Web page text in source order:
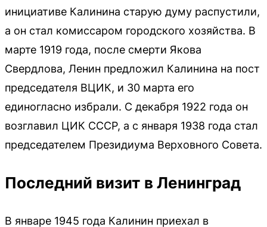
инициативе Калинина старую думу распустили,
а он стал комиссаром городского хозяйства. В
марте 1919 года, после смерти Якова
Свердлова, Ленин предложил Калинина на пост
председателя ВЦИК, и 30 марта его
единогласно избрали. С декабря 1922 года он
возглавил ЦИК СССР, а с января 1938 года стал
председателем Президиума Верховного Совета.
Последний визит в Ленинград
В январе 1945 года Калинин приехал в